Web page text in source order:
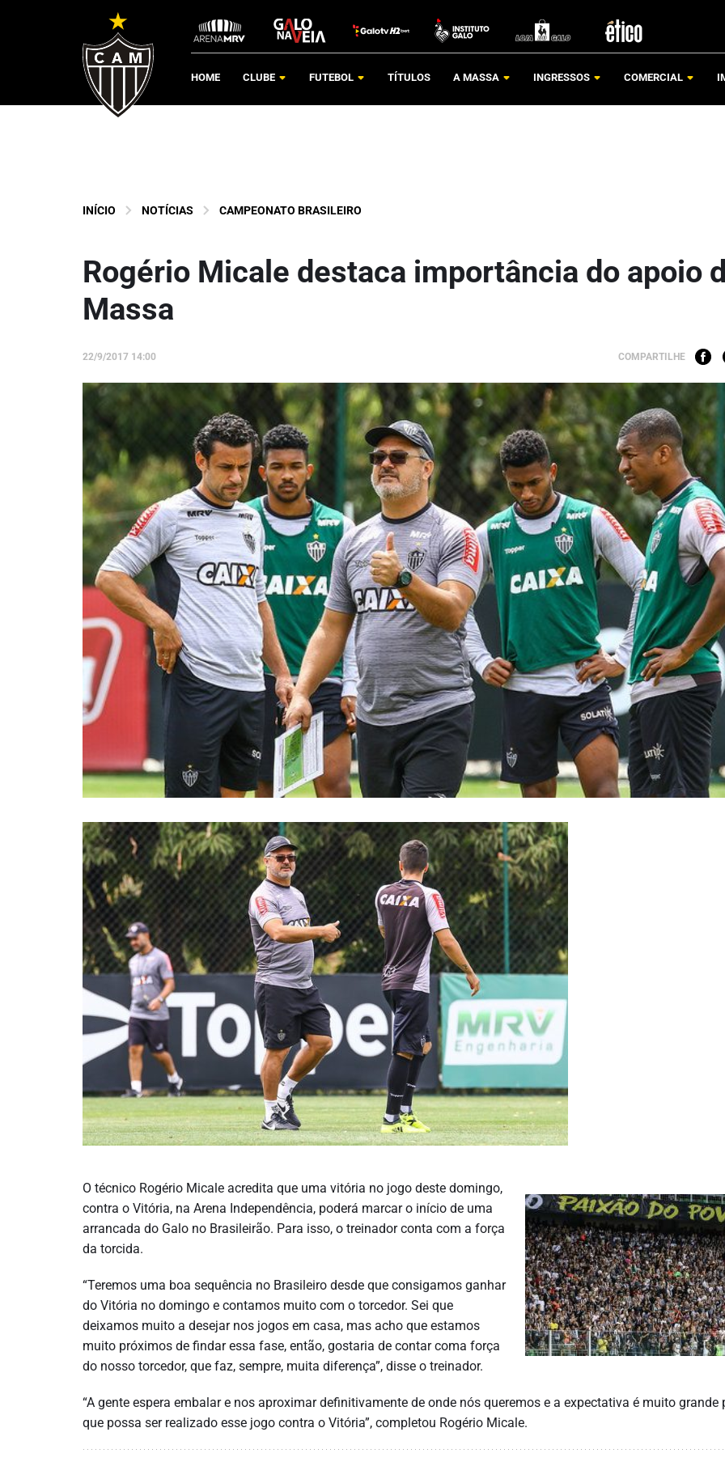
HOME CLUBE FUTEBOL TÍTULOS A MASSA INGRESSOS COMERCIAL
INÍCIO NOTÍCIAS CAMPEONATO BRASILEIRO
Rogério Micale destaca importância do apoio
Massa
22/9/2017 14:00 COMPARTILHE
O técnico Rogério Micale acredita que uma vitória no jogo deste domingo,
contra o Vitória, na Arena Independência, poderá marcar o início de uma
arrancada do Galo no Brasileirão. Para isso, o treinador conta com a força
da torcida.
“Teremos uma boa sequência no Brasileiro desde que consigamos ganhar
do Vitória no domingo e contamos muito com o torcedor. Sei que
deixamos muito a desejar nos jogos em casa, mas acho que estamos
muito próximos de findar essa fase, então, gostaria de contar coma força
do nosso torcedor, que faz, sempre, muita diferença”, disse o treinador.
“A gente espera embalar e nos aproximar definitivamente de onde nós queremos e a expectativa é muito grande
que possa ser realizado esse jogo contra o Vitória”, completou Rogério Micale.